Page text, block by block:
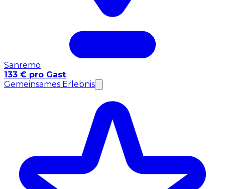
Sanremo
133 € pro Gast
Gemeinsames Erlebnis